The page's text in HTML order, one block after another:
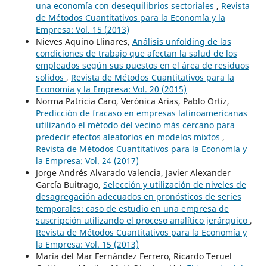
una economía con desequilibrios sectoriales , Revista
de Métodos Cuantitativos para la Economía y la
Empresa: Vol. 15 (2013)
Nieves Aquino Llinares, Análisis unfolding de las
condiciones de trabajo que afectan la salud de los
empleados según sus puestos en el área de residuos
solidos , Revista de Métodos Cuantitativos para la
Economía y la Empresa: Vol. 20 (2015)
Norma Patricia Caro, Verónica Arias, Pablo Ortiz,
Predicción de fracaso en empresas latinoamericanas
utilizando el método del vecino más cercano para
predecir efectos aleatorios en modelos mixtos ,
Revista de Métodos Cuantitativos para la Economía y
la Empresa: Vol. 24 (2017)
Jorge Andrés Alvarado Valencia, Javier Alexander
García Buitrago, Selección y utilización de niveles de
desagregación adecuados en pronósticos de series
temporales: caso de estudio en una empresa de
suscripción utilizando el proceso analítico jerárquico ,
Revista de Métodos Cuantitativos para la Economía y
la Empresa: Vol. 15 (2013)
María del Mar Fernández Ferrero, Ricardo Teruel